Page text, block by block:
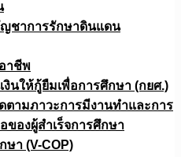
ชาการรักษาดินแดน
าชีพ
งินให้กู้ยืมเพื่อการศึกษา (กยศ.)
ตามภาวะการมีงานทำและการ
ของผู้สำเร็จการศึกษา
ษา (V-COP)